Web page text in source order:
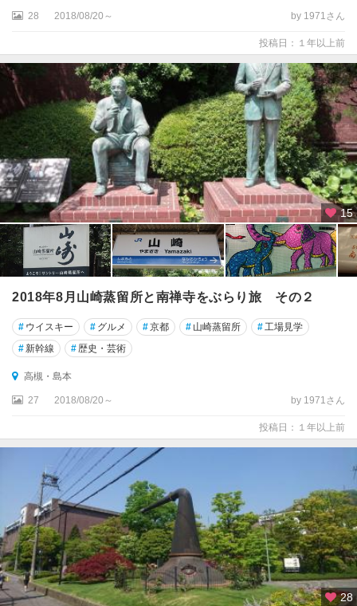
・
・
吹
田
面
・
能
勢
関
西
・
堺
・
岸
和
田
長
野
28 2018/08/20～ by 1971さん
投稿日：１年以上前
15
2018年8月山崎蒸留所と南禅寺をぶらり旅 その２
# ウイスキー # グルメ #京都 # 山崎蒸留所 #工場見学
#新幹線 #歴史・芸術
高槻・島本
27 2018/08/20～ by 1971さん
投稿日：１年以上前
28